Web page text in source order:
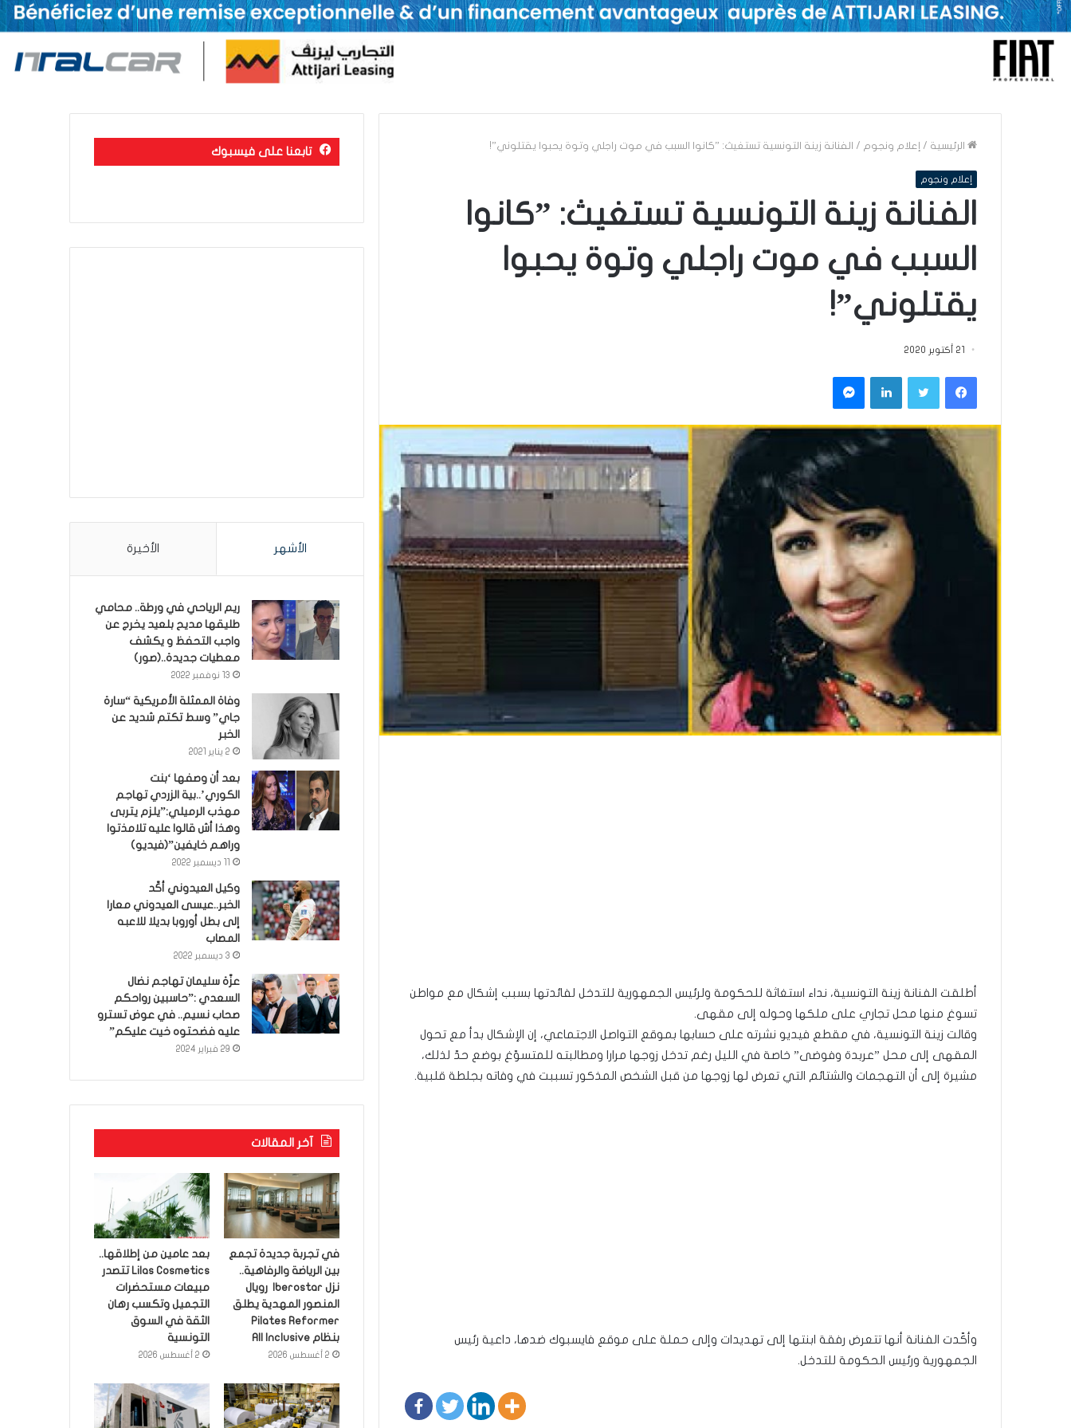
الرئيسية / إعلام ونجوم / الفنانة زينة التونسية تستغيث: ”كانوا السبب في موت راجلي وتوة يحبوا يقتلوني”!
إعلام ونجوم
الفنانة زينة التونسية تستغيث: ”كانوا
السبب في موت راجلي وتوة يحبوا
يقتلوني”!
21 أكتوبر 2020
فيسبوكتويتر لينكدإن ماسنجر
أطلقت الفنانة زينة التونسية، نداء استغاثة للحكومة ولرئيس الجمهورية للتدخل لفائدتها بسبب إشكال مع مواطن
تسوغ منها محل تجاري على ملكها وحوله إلى مقهى.
وقالت زينة التونسية، في مقطع فيديو نشرته على حسابها بموقع التواصل الاجتماعي، إن الإشكال بدأ مع تحول
المقهى إلى محل ”عربدة وفوضى” خاصة في الليل رغم تدخل زوجها مرارا ومطالبته للمتسوّغ بوضع حدّ لذلك،
مشيرة إلى أن التهجمات والشتائم التي تعرض لها زوجها من قبل الشخص المذكور تسببت في وفاته بجلطة قلبية.
وأكّدت الفنانة أنها تتعرض رفقة ابنتها إلى تهديدات وإلى حملة على موقع فايسبوك ضدها، داعية رئيس
الجمهورية ورئيس الحكومة للتدخل.
تابعنا على فيسبوك
الأشهر الأخيرة
ريم الرياحي في ورطة.. محامي
طليقها مديح بلعيد يخرج عن
واجب التحفظ و يكشف
معطيات جديدة..(صور)
13 نوفمبر 2022
وفاة الممثلة الأمريكية “سارة
جاي” وسط تكتم شديد عن
الخبر
2 يناير 2021
بعد أن وصفها ‘بنت
الكوري’..بية الزردي تهاجم
مهذب الرميلي:”يلزم يتربى
وهذا أش قالوا عليه تلامذتوا
وراهم خايفين”(فيديو)
وكيل العيدوني أكّد
الخبر..عيسى العيدوني معارا
إلى بطل أوروبا بديلا للاعبه
المصاب
3 ديسمبر 2022
عزّة سليمان تهاجم نضال
السعدي :”حاسبين رواحكم
صحاب نسيم.. في عوض تسترو
عليه فضحتوه خيت عليكم”
29 فبراير 2024
آخر المقالات
في تجربة جديدة تجمع
بين الرياضة والرفاهية..
نزل Iberostar رويال
المنصور المهدية يطلق
Pilates Reformer
بنظام All Inclusive
2 أغسطس 2026
بعد عامين من إطلاقها..
Lilas Cosmetics تتصدر
مبيعات مستحضرات
التجميل وتكسب رهان
الثقة في السوق
التونسية
2 أغسطس 2026